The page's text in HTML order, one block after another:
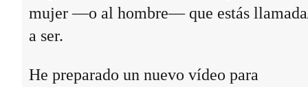
mujer —o al hombre— que estás
a ser.
He preparado un nuevo vídeo para